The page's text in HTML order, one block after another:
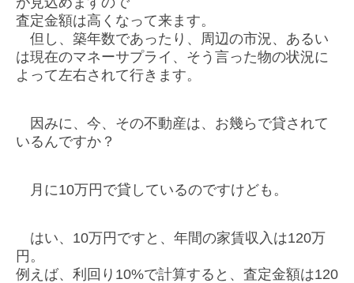
査定金額は高くなって来ます。
但し、築年数であったり、周辺の市況、あるい
は現在のマネーサプライ、そう言った物の状況に
よって左右されて行きます。
因みに、今、その不動産は、お幾らで貸されて
いるんですか？
月に10万円で貸しているのですけども。
はい、10万円ですと、年間の家賃収入は120万
円。
例えば、利回り10%で計算すると、査定金額は120